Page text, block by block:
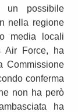
un possibile
nella regione
media locali
Air Force, ha
Commissione
conferma
non ha però
ha